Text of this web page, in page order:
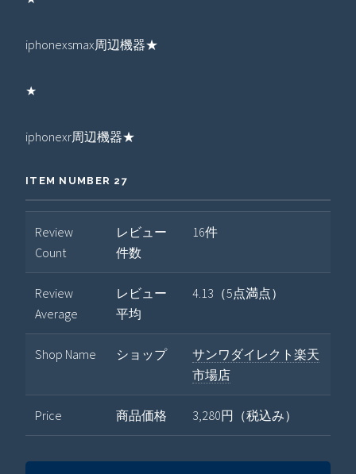
iphonexsmax周辺機器★
★
iphonexr周辺機器★
ITEM NUMBER 27
Review
Count
レビュー
件数
16件
Review
Average
レビュー
平均
4.13（5点満点）
Shop Name ショップ
サンワダイレクト楽天
市場店
Price 商品価格 3,280円（税込み）